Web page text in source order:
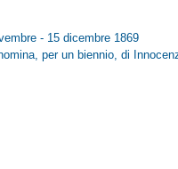
- 15 dicembre 1869
per un biennio, di